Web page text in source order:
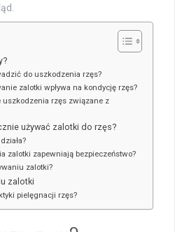
do uszkodzenia rzęs?
zalotki wpływa na kondycję rzęs?
rzęs związane z
używać zalotki do rzęs?
zalotki zapewniają bezpieczeństwo?
zalotki?
zalotki
pielęgnacji rzęs?